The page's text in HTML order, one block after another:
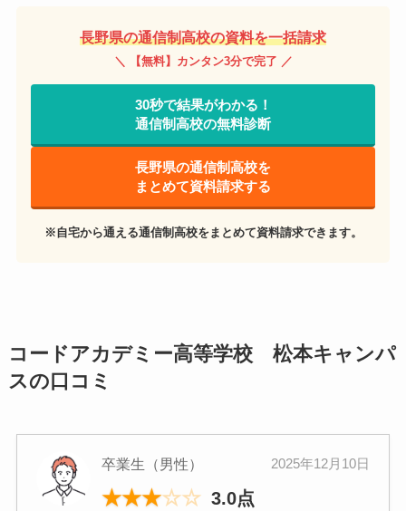
長野県の通信制高校の資料を一括請求
＼ 【無料】カンタン3分で完了 ／
30秒で結果がわかる！
通信制高校の無料診断
長野県の通信制高校を
まとめて資料請求する
※自宅から通える通信制高校をまとめて資料請求できます。
コードアカデミー高等学校 松本キャンパ
スの口コミ
卒業生（男性） 2025年12月10日
★★★☆☆ 3.0点